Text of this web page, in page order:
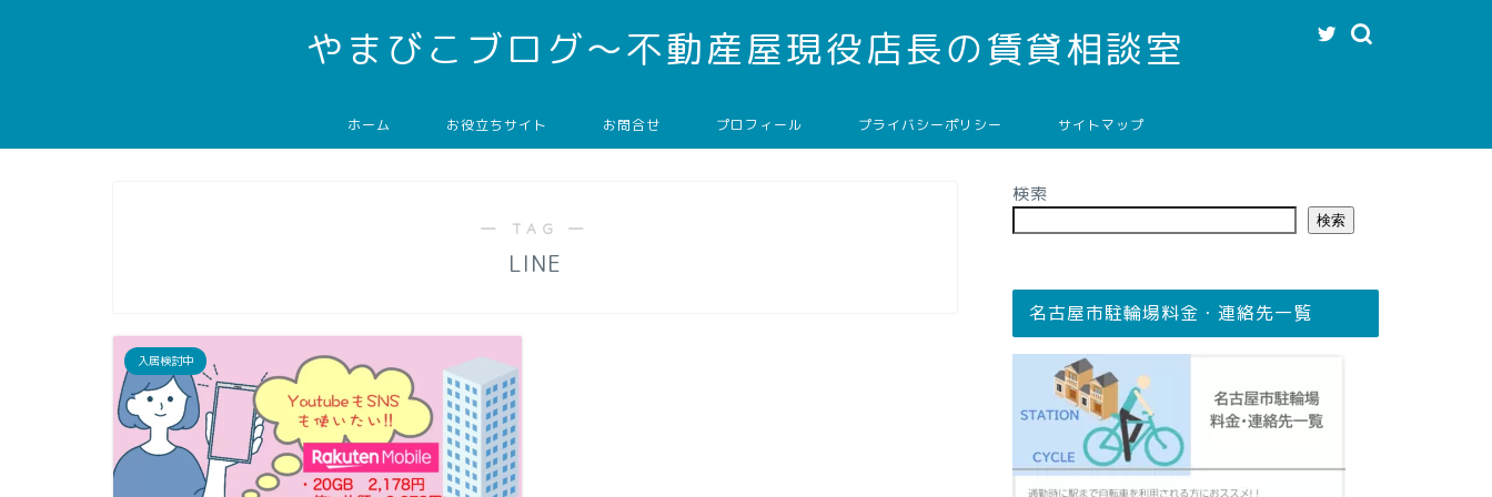
やまびこブログ～不動産屋現役店長の賃貸相談室
ホーム お役立ちサイト お問合せ プロフィール プライバシーポリシー サイトマップ
― TAG ―
LINE
入居検討中
検索
検索
名古屋市駐輪場料金・連絡先一覧